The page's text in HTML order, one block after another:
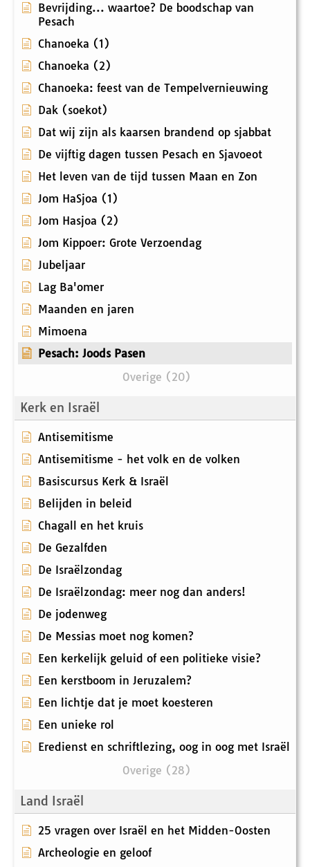
Bevrijding... waartoe? De boodschap van
Pesach
Chanoeka (1)
Chanoeka (2)
Chanoeka: feest van de Tempelvernieuwing
Dak (soekot)
Dat wij zijn als kaarsen brandend op sjabbat
De vijftig dagen tussen Pesach en Sjavoeot
Het leven van de tijd tussen Maan en Zon
Jom HaSjoa (1)
Jom Hasjoa (2)
Jom Kippoer: Grote Verzoendag
Jubeljaar
Lag Ba'omer
Maanden en jaren
Mimoena
Pesach: Joods Pasen
Overige (20)
Kerk en Israël
Antisemitisme
Antisemitisme - het volk en de volken
Basiscursus Kerk & Israël
Belijden in beleid
Chagall en het kruis
De Gezalfden
De Israëlzondag
De Israëlzondag: meer nog dan anders!
De jodenweg
De Messias moet nog komen?
Een kerkelijk geluid of een politieke visie?
Een kerstboom in Jeruzalem?
Een lichtje dat je moet koesteren
Een unieke rol
Eredienst en schriftlezing, oog in oog met Israël
Overige (28)
Land Israël
25 vragen over Israël en het Midden-Oosten
Archeologie en geloof